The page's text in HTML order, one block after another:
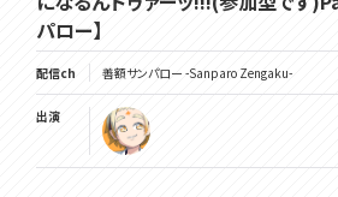
パロー】
配信ch 善額サンパロー -Sanparo Zengaku-
出演